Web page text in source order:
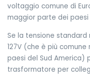
voltaggio comune di
maggior parte dei paesi
Se la tensione standard
127V (che è più
paesi del Sud America)
trasformatore per